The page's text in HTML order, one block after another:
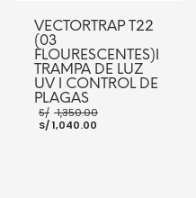
VECTORTRAP T22
(03
FLOURESCENTES)ǀ
TRAMPA DE LUZ
UV ǀ CONTROL DE
PLAGAS
S/ 1,350.00
S/1,040.00